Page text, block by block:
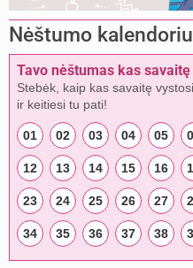
Nėštumo
Tavo nėštumas kas savaitę
Stebėk, kaip kas savaitę
ir keitiesi tu pati!
01 02 03 04 05
12 13 14 15 16
23 24 25 26 27
34 35 36 37 38